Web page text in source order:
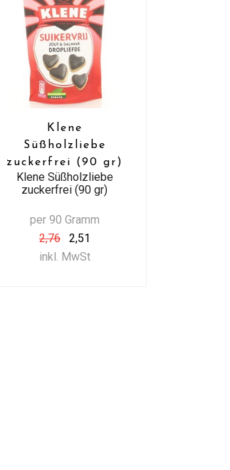
Klene
Süßholzliebe
zuckerfrei (90 gr)
Klene Süßholzliebe
zuckerfrei (90 gr)
per 90 Gramm
2,76
2,51
inkl. MwSt